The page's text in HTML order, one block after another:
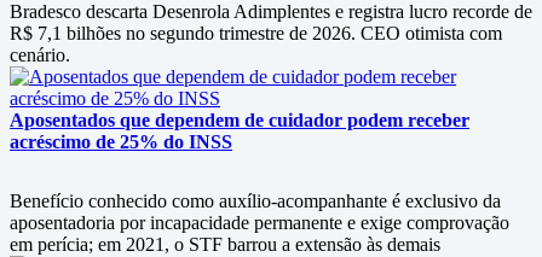
Bradesco descarta Desenrola Adimplentes e registra lucro recorde de
R$ 7,1 bilhões no segundo trimestre de 2026. CEO otimista com
cenário.
Aposentados que dependem de cuidador podem receber
acréscimo de 25% do INSS
Benefício conhecido como auxílio-acompanhante é exclusivo da
aposentadoria por incapacidade permanente e exige comprovação
em perícia; em 2021, o STF barrou a extensão às demais